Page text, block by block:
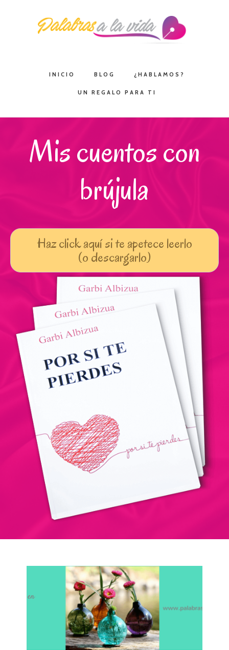
contenido
INICIO BLOG ¿HABLAMOS?
UN REGALO PARA TI
Mis cuentos con
brújula
Haz click aquí si te apetece leerlo
(o descargarlo)